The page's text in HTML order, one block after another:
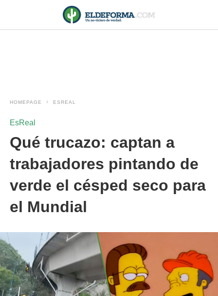
HOMEPAGE ESREAL
EsReal
Qué trucazo: captan a
trabajadores pintando de
verde el césped seco para
el Mundial